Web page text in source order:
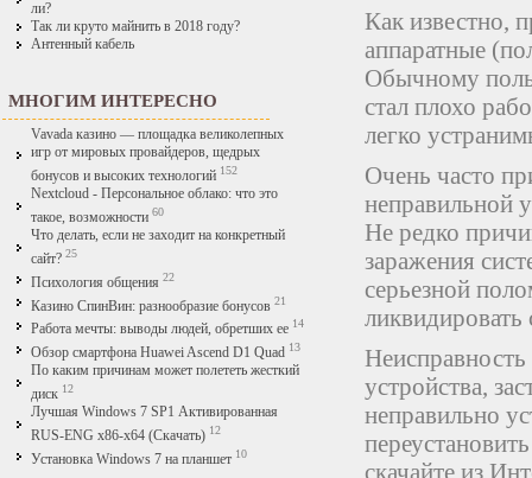
ли?
Так ли круто майнить в 2018 году?
Антенный кабель
МНОГИМ ИНТЕРЕСНО
Vavada казино — площадка великолепных
игр от мировых провайдеров, щедрых
бонусов и высоких технологий 152
Nextcloud - Персональное облако: что это
такое, возможности 60
Что делать, если не заходит на конкретный
сайт? 25
Психология общения 22
Казино СпинВин: разнообразие бонусов 21
Работа мечты: выводы людей, обретших ее 14
Обзор смартфона Huawei Ascend D1 Quad 13
По каким причинам может полететь жесткий
диск 12
Лучшая Windows 7 SP1 Активированная
RUS-ENG x86-x64 (Скачать) 12
Установка Windows 7 на планшет 10
Как известно,
аппаратные
Обычному
стал плохо
легко
Очень часто
неправильной
Не редко
заражения
серьезной
ликвидировать
устройства,
неправильно
скачайте из